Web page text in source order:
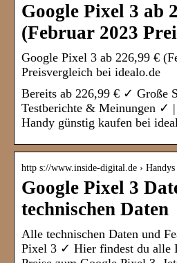
Google Pixel 3 ab
(Februar 2023
Google Pixel 3 ab 226,99 €
Preisvergleich bei idealo.de
Bereits ab 226,99 € ✓ Große
Testberichte & Meinungen ✓
Handy günstig kaufen bei
http s://www.inside-digital.de › Handys
Google Pixel 3
technischen Daten
Alle technischen Daten und
Pixel 3 ✓ Hier findest du alle